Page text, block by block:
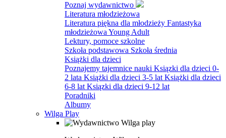
Poznaj wydawnictwo
Literatura młodzieżowa
Literatura piękna dla młodzieży Fantastyka
młodzieżowa Young Adult
Lektury, pomoce szkolne
Szkoła podstawowa Szkoła średnia
Książki dla dzieci
Poznajemy tajemnice nauki Ksiązki dla dzieci 0-
2 lata Książki dla dzieci 3-5 lat Książki dla dzieci
6-8 lat Ksiązki dla dzieci 9-12 lat
Poradniki
Albumy
Wilga Play